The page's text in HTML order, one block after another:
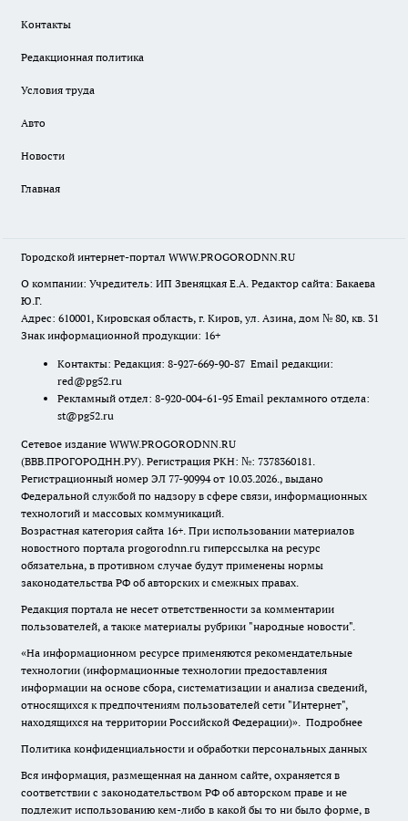
Контакты
Редакционная политика
Условия труда
Авто
Новости
Главная
Городской интернет-портал WWW.PROGORODNN.RU
О компании: Учредитель: ИП Звеняцкая Е.А. Редактор сайта: Бакаева
Ю.Г.
Адрес: 610001, Кировская область, г. Киров, ул. Азина, дом № 80, кв. 31
Знак информационной продукции: 16+
Контакты: Редакция: 8-927-669-90-87 Email редакции:
red@pg52.ru
Рекламный отдел: 8-920-004-61-95 Email рекламного отдела:
st@pg52.ru
Сетевое издание WWW.PROGORODNN.RU
(ВВВ.ПРОГОРОДНН.РУ). Регистрация РКН: №: 7378360181.
Регистрационный номер ЭЛ 77-90994 от 10.03.2026., выдано
Федеральной службой по надзору в сфере связи, информационных
технологий и массовых коммуникаций.
Возрастная категория сайта 16+. При использовании материалов
новостного портала progorodnn.ru гиперссылка на ресурс
обязательна, в противном случае будут применены нормы
законодательства РФ об авторских и смежных правах.
Редакция портала не несет ответственности за комментарии
пользователей, а также материалы рубрики "народные новости".
«На информационном ресурсе применяются рекомендательные
технологии (информационные технологии предоставления
информации на основе сбора, систематизации и анализа сведений,
относящихся к предпочтениям пользователей сети "Интернет",
находящихся на территории Российской Федерации)». Подробнее
Политика конфиденциальности и обработки персональных данных
Вся информация, размещенная на данном сайте, охраняется в
соответствии с законодательством РФ об авторском праве и не
подлежит использованию кем-либо в какой бы то ни было форме, в